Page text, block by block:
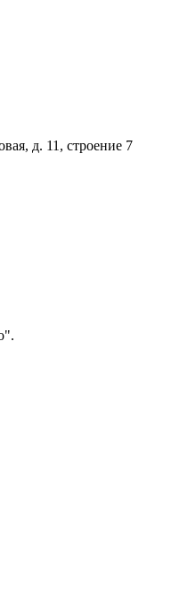
д. 11, строение 7